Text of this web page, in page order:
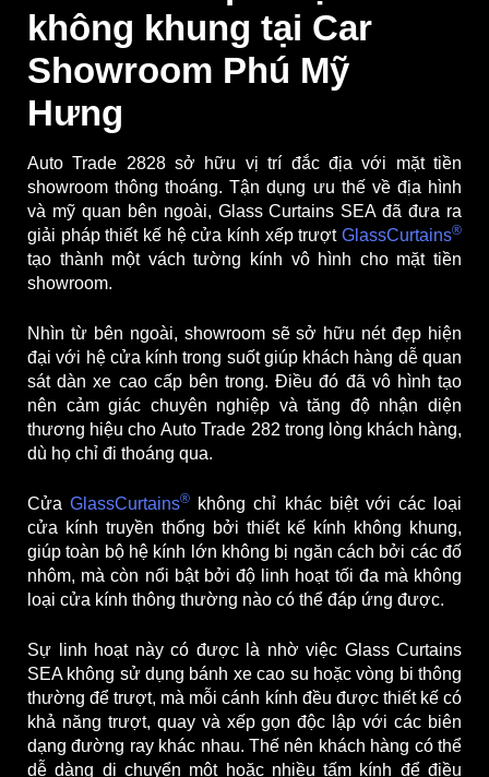
không khung tại Car
Showroom Phú Mỹ
Hưng
Auto Trade 2828 sở hữu vị trí đắc địa với mặt tiền
showroom thông thoáng. Tận dụng ưu thế về địa hình
và mỹ quan bên ngoài, Glass Curtains SEA đã đưa ra
giải pháp thiết kế hệ cửa kính xếp trượt GlassCurtains®
tạo thành một vách tường kính vô hình cho mặt tiền
showroom.
Nhìn từ bên ngoài, showroom sẽ sở hữu nét đẹp hiện
đại với hệ cửa kính trong suốt giúp khách hàng dễ quan
sát dàn xe cao cấp bên trong. Điều đó đã vô hình tạo
nên cảm giác chuyên nghiệp và tăng độ nhận diện
thương hiệu choAuto Trade 282 trong lòng khách hàng,
dù họ chỉ đi thoáng qua.
CửaGlassCurtains®
không chỉ khác biệt với các loại
cửa kính truyền thống bởi thiết kế kính không khung,
giúp toàn bộ hệ kính lớn không bị ngăn cách bởi các đố
nhôm, mà còn nổi bật bởi độ linh hoạt tối đa mà không
loại cửa kính thông thường nào có thể đáp ứng được.
Sự linh hoạt này có được là nhờ việc Glass Curtains
SEA không sử dụng bánh xe cao su hoặc vòng bi thông
thường để trượt, mà mỗi cánh kính đều được thiết kế có
khả năng trượt, quay và xếp gọn độc lập với các biên
dạng đường ray khác nhau. Thế nên khách hàng có thể
dễ dàng di chuyển một hoặc nhiều tấm kính để điều